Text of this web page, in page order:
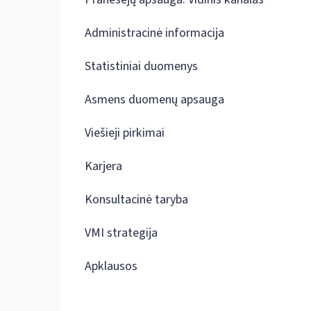
Administracinė informacija
Statistiniai duomenys
Asmens duomenų apsauga
Viešieji pirkimai
Karjera
Konsultacinė taryba
VMI strategija
Apklausos